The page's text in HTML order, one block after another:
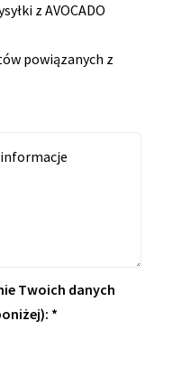
z AVOCADO
powiązanych z
Twoich danych
*